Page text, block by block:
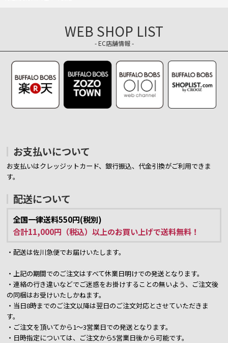
WEB SHOP LIST
- EC店舗情報 -
お支払いについて
お支払いはクレッジットカード、銀行振込、代金引換がご利用できま
す。
配送について
全国一律送料550円(税別)
合計11,000円（税込）以上のお買い上げで送料無料！
・配送は佐川急便でお届けいたします。
・上記の期間でのご注文はすべて休業日明けでの発送となります。
・連絡の行き違いなどでご迷惑をお掛けすることの無いよう、ご注文後
の同梱はお受けいたしかねます。
・当日8時までのご注文以降は翌日のご注文対応とさせていただきま
す。
・ご注文を頂いてから1～3営業日での発送となります。
・日時指定については、ご注文から5営業日後から可能です。